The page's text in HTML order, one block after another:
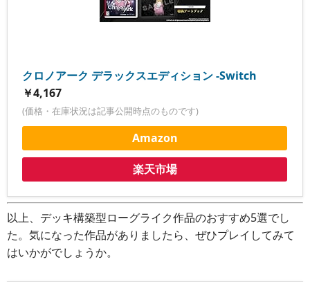
クロノアーク デラックスエディション -Switch
￥4,167
(価格・在庫状況は記事公開時点のものです)
Amazon
楽天市場
以上、デッキ構築型ローグライク作品のおすすめ5選でし
た。気になった作品がありましたら、ぜひプレイしてみて
はいかがでしょうか。